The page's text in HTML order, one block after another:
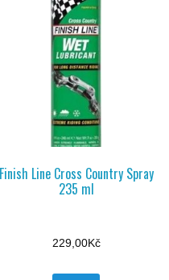
Finish Line Cross Country Spray
235 ml
229,00Kč